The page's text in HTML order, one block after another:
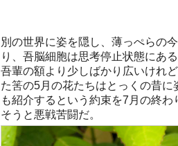
別の世界に姿を隠し、薄っぺらの
り、吾脳細胞は思考停止状態にある
吾輩の額より少しばかり広いけれ
た筈の5月の花たちはとっくの昔に
も紹介するという約束を7月の終わ
そうと悪戦苦闘だ。